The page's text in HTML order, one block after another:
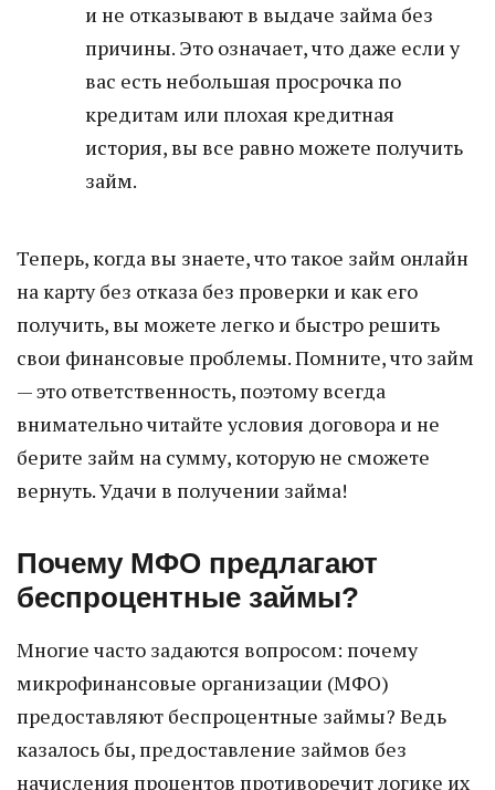
и не отказывают в выдаче займа без
причины. Это означает, что даже если у
вас есть небольшая просрочка по
кредитам или плохая кредитная
история, вы все равно можете получить
займ.
Теперь, когда вы знаете, что такое займ онлайн
на карту без отказа без проверки и как его
получить, вы можете легко и быстро решить
свои финансовые проблемы. Помните, что займ
— это ответственность, поэтому всегда
внимательно читайте условия договора и не
берите займ на сумму, которую не сможете
вернуть. Удачи в получении займа!
Почему МФО предлагают
беспроцентные займы?
Многие часто задаются вопросом: почему
микрофинансовые организации (МФО)
предоставляют беспроцентные займы? Ведь
казалось бы, предоставление займов без
начисления процентов противоречит логике их